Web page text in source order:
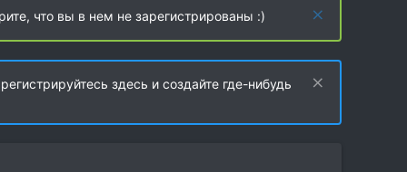
что вы в нем не зарегистрированы :)
здесь и создайте где-нибудь